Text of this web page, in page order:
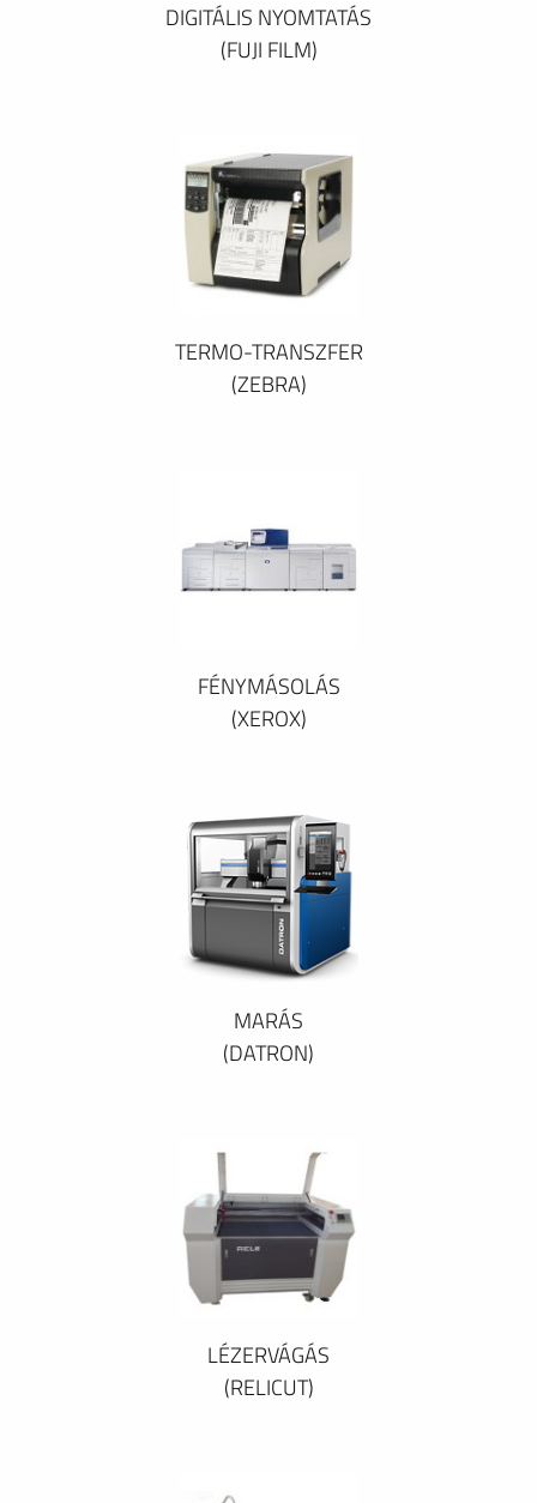
DIGITÁLIS NYOMTATÁS
(FUJI FILM)
TERMO-TRANSZFER
(ZEBRA)
FÉNYMÁSOLÁS
(XEROX)
MARÁS
(DATRON)
LÉZERVÁGÁS
(RELICUT)